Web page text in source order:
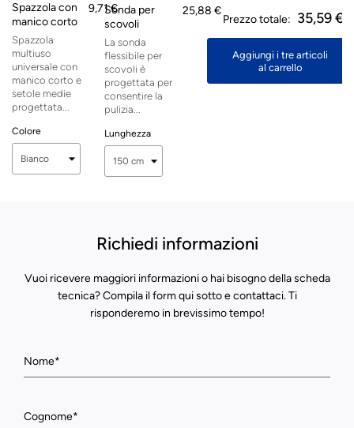
Spazzola con
manico corto
Spazzola
multiuso
universale con
manico corto e
setole medie
progettata...
9,71 €
Colore
Sonda per
scovoli
La sonda
flessibile per
scovoli è
progettata per
consentire la
pulizia...
25,88 €
Lunghezza
Prezzo totale: 35,59 €
Aggiungi i tre articoli
al carrello
Richiedi informazioni
Vuoi ricevere maggiori informazioni o hai bisogno della scheda
tecnica? Compila il form qui sotto e contattaci. Ti
risponderemo in brevissimo tempo!